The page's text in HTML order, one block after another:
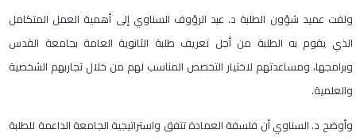
ولفت عميد شؤون الطلبة د. عبد الرؤوف السناوي إلى أهمية العمل المتكامل
الذي يقوم به الطلبة من أجل تعريف طلبة الثانوية العامة بجامعة القدس
وبرامجها، ومساعدتهم لاختيار التخصص المناسب لهم من خلال تجاربهم الشخصية
والعلمية.
وأوضح د. السناوي أن فلسفة العمادة تتفق واستراتيجية الجامعة الداعمة للطلبة